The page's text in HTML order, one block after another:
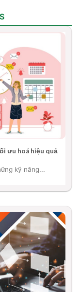
ưu hoá hiệu quả
kỹ năng...